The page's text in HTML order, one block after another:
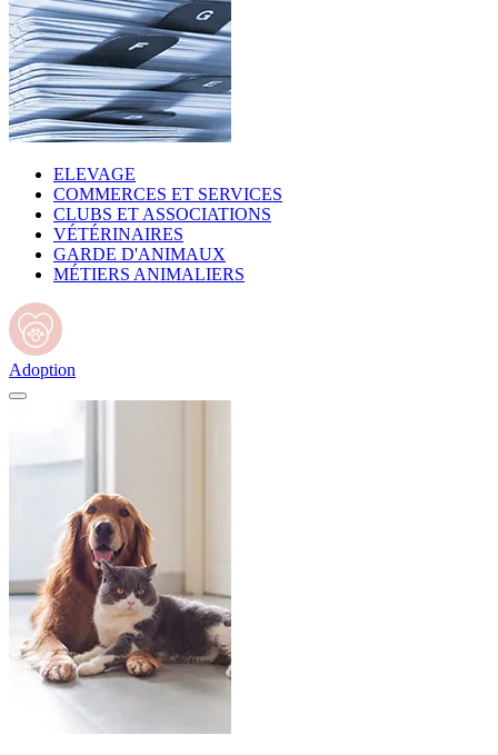
ELEVAGE
COMMERCES ET SERVICES
CLUBS ET ASSOCIATIONS
VÉTÉRINAIRES
GARDE D'ANIMAUX
MÉTIERS ANIMALIERS
Adoption